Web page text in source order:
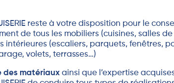
reste à votre disposition pour le
de tous les mobiliers (cuisines, salles
intérieures (escaliers, parquets, fenêtres,
volets, terrasses…)
des matériaux ainsi que l’expertise